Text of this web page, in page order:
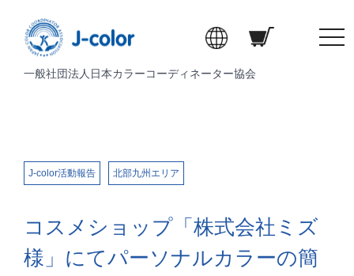
一般社団法人日本カラーコーディネーター協会
t
J-color活動報告 北部九州エリア
コスメショップ「株式会社ミズ
様」にてパーソナルカラーの簡